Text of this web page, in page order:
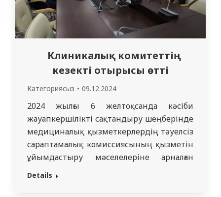
Клиникалық комитеттің
кезекті отырысы өтті
Категориясыз 09.12.2024
2024 жылғы 6 желтоқсанда кәсіби
жауапкершілікті сақтандыру шеңберінде
медициналық қызметкерлердің тәуелсіз
сараптамалық комиссиясының қызметін
ұйымдастыру мәселелеріне арналған
Клиникалық комитеттің кезекті
Details